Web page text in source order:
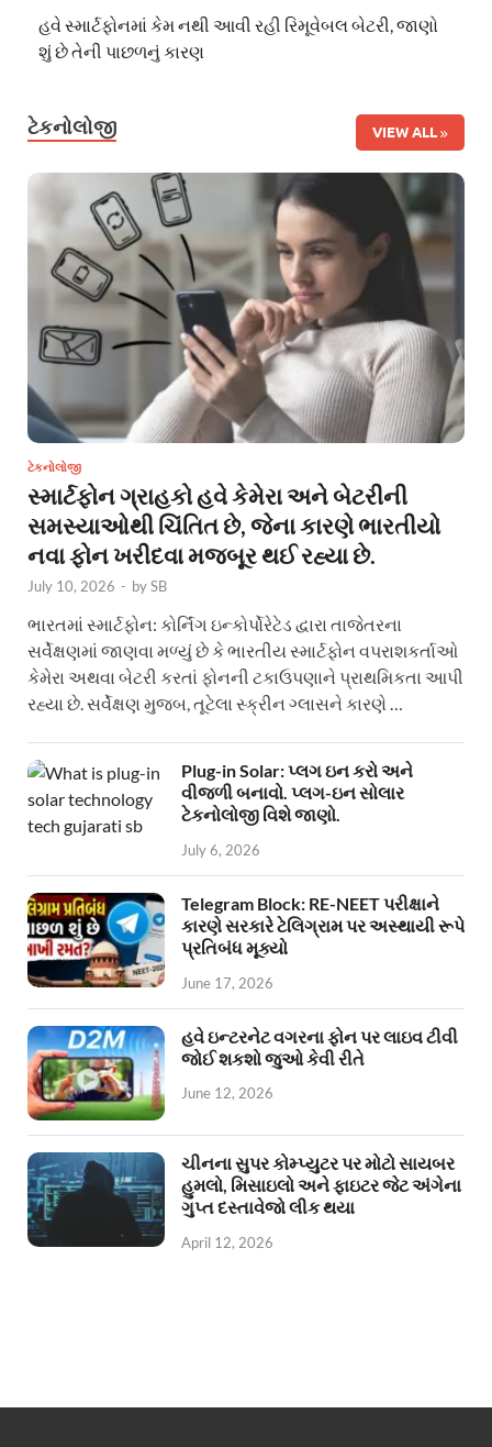
હવે સ્માર્ટફોનમાં કેમ નથી આવી રહી રિમૂવેબલ બેટરી, જાણો
શું છે તેની પાછળનું કારણ
ટેકનોલોજી VIEW ALL
ટેકનોલોજી
સ્માર્ટફોન ગ્રાહકો હવે કેમેરા અને બેટરીની
સમસ્યાઓથી ચિંતિત છે, જેના કારણે ભારતીયો
નવા ફોન ખરીદવા મજબૂર થઈ રહ્યા છે.
July 10, 2026 - bySB
ભારતમાં સ્માર્ટફોન: કોર્નિંગ ઇન્કોર્પોરેટેડ દ્વારા તાજેતરના
સર્વેક્ષણમાં જાણવા મળ્યું છે કે ભારતીય સ્માર્ટફોન વપરાશકર્તાઓ
કેમેરા અથવા બેટરી કરતાં ફોનની ટકાઉપણાને પ્રાથમિકતા આપી
રહ્યા છે. સર્વેક્ષણ મુજબ, તૂટેલા સ્ક્રીન ગ્લાસને કારણે …
Plug-in Solar: પ્લગ ઇન કરો અને
વીજળી બનાવો. પ્લગ-ઇન સોલાર
ટેકનોલોજી વિશે જાણો.
July 6, 2026
Telegram Block: RE-NEET પરીક્ષાને
કારણે સરકારે ટેલિગ્રામ પર અસ્થાયી રૂપે
પ્રતિબંધ મૂક્યો
June 17, 2026
હવે ઇન્ટરનેટ વગરના ફોન પર લાઇવ ટીવી
જોઈ શકશો જુઓ કેવી રીતે
June 12, 2026
ચીનના સુપર કોમ્પ્યુટર પર મોટો સાયબર
હુમલો, મિસાઇલો અને ફાઇટર જેટ અંગેના
ગુપ્ત દસ્તાવેજો લીક થયા
April 12, 2026